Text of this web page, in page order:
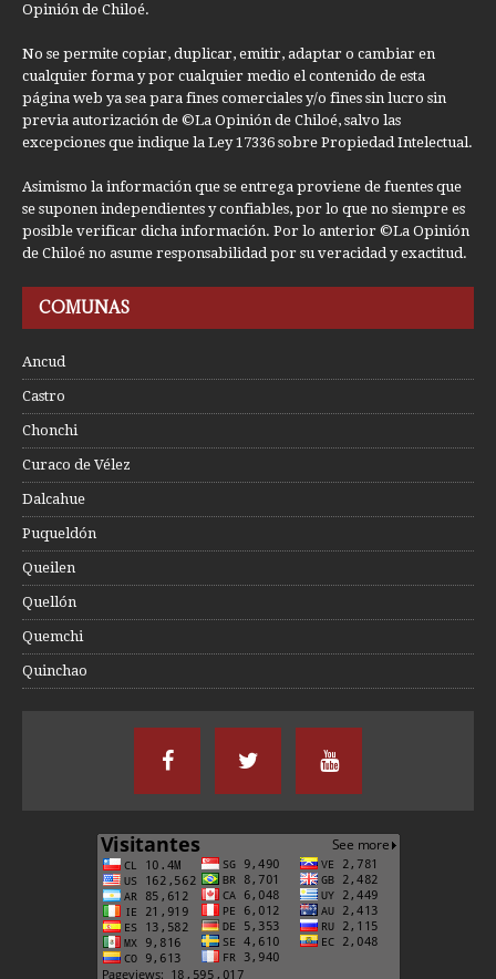
Opinión de Chiloé.
No se permite copiar, duplicar, emitir, adaptar o cambiar en
cualquier forma y por cualquier medio el contenido de esta
página web ya sea para fines comerciales y/o fines sin lucro sin
previa autorización de ©La Opinión de Chiloé, salvo las
excepciones que indique la Ley 17336 sobre Propiedad Intelectual.
Asimismo la información que se entrega proviene de fuentes que
se suponen independientes y confiables, por lo que no siempre es
posible verificar dicha información. Por lo anterior ©La Opinión
de Chiloé no asume responsabilidad por su veracidad y exactitud.
COMUNAS
Ancud
Castro
Chonchi
Curaco de Vélez
Dalcahue
Puqueldón
Queilen
Quellón
Quemchi
Quinchao